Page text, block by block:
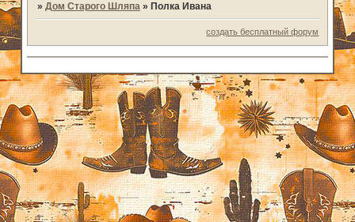
» Дом Старого Шляпа » Полка Ивана
создать бесплатный форум